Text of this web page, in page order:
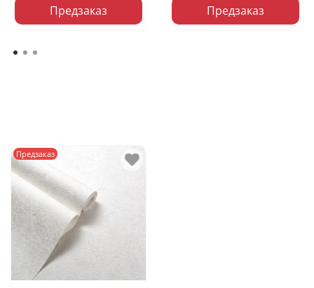
Предзаказ Предзаказ
Предзаказ